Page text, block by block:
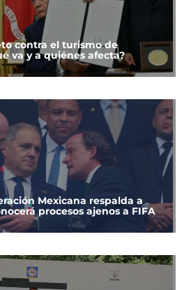
contra el turismo de
va y a quiénes afecta?
Mexicana respalda a
procesos ajenos a FIFA